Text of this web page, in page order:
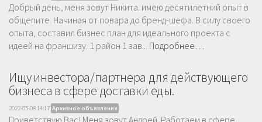
Добрый день, меня зовут Никита. имею десятилетний опыт в
общепите. Начиная от повара до бренд-шефа. В силу своего
опыта, составил бизнес план для идеального проекта с
идеей на франшизу. 1 район 1 зав... Подробнее…
Ищу инвестора/партнера для действующего
бизнеса в сфере доставки еды.
2022-05-08 14:17 Архивное объявление
Приветствую Вас! Меня зовут Андрей. Работаем в сфере